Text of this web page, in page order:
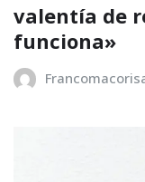
valentía de
funciona»